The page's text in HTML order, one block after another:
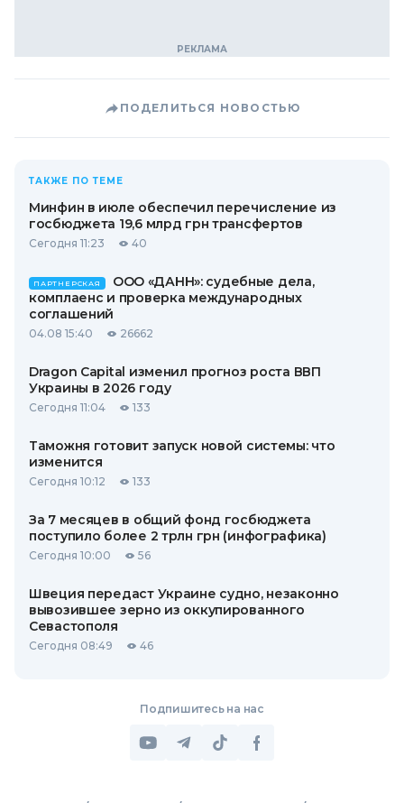
ПОДЕЛИТЬСЯ НОВОСТЬЮ
ТАКЖЕ ПО ТЕМЕ
Минфин в июле обеспечил перечисление из
госбюджета 19,6 млрд грн трансфертов
Сегодня 11:23 40
ПАРТНЕРСКАЯ
ООО «ДАНН»: судебные дела,
комплаенс и проверка международных
соглашений
04.08 15:40 26662
Dragon Capital изменил прогноз роста ВВП
Украины в 2026 году
Сегодня 11:04 133
Таможня готовит запуск новой системы: что
изменится
Сегодня 10:12 133
За 7 месяцев в общий фонд госбюджета
поступило более 2 трлн грн (инфографика)
Сегодня 10:00 56
Швеция передаст Украине судно, незаконно
вывозившее зерно из оккупированного
Севастополя
Сегодня 08:49 46
Подпишитесь на нас